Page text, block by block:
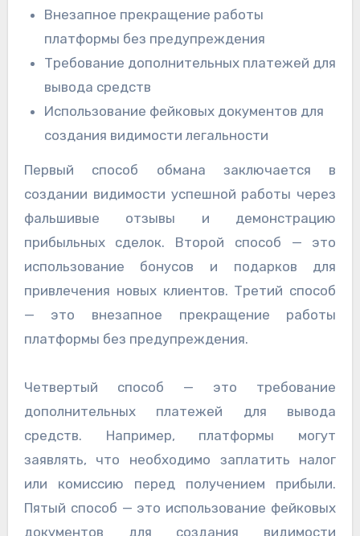
Внезапное прекращение работы
платформы без предупреждения
Требование дополнительных платежей для
вывода средств
Использование фейковых документов для
создания видимости легальности
Первый способ обмана заключается в
создании видимости успешной работы через
фальшивые отзывы и демонстрацию
прибыльных сделок. Второй способ — это
использование бонусов и подарков для
привлечения новых клиентов. Третий способ
— это внезапное прекращение работы
платформы без предупреждения.
Четвертый способ — это требование
дополнительных платежей для вывода
средств. Например, платформы могут
заявлять, что необходимо заплатить налог
или комиссию перед получением прибыли.
Пятый способ — это использование фейковых
документов для создания видимости